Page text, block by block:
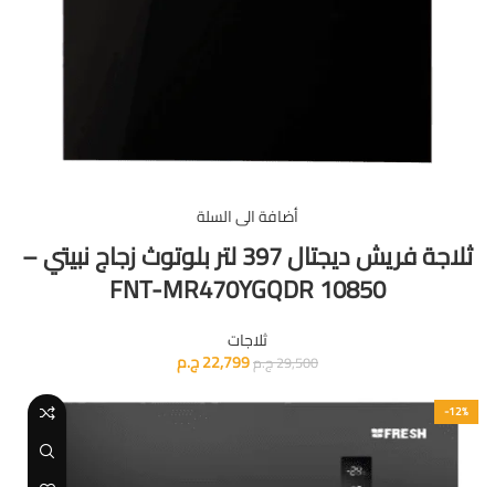
أضافة الى السلة
ثلاجة فريش ديجتال 397 لتر بلوتوث زجاج نبيتي –
10850 FNT-MR470YGQDR
ثلاجات
29,500ج.م22,799ج.م
-12%